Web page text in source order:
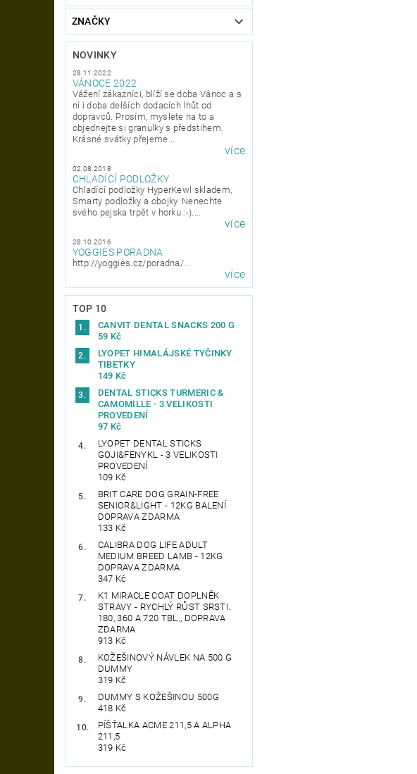
ZNAČKY
NOVINKY
28.11.2022
VÁNOCE 2022
Vážení zákazníci, blíží se doba Vánoc a s
ní i doba delších dodacích lhůt od
dopravců. Prosím, myslete na to a
objednejte si granulky s předstihem.
Krásné svátky přejeme...
více
02.08.2018
CHLADÍCÍ PODLOŽKY
Chladící podložky HyperKewl skladem,
Smarty podložky a obojky. Nenechte
svého pejska trpět v horku :-)....
více
28.10.2016
YOGGIES PORADNA
http://yoggies.cz/poradna/...
více
TOP 10
CANVIT DENTAL SNACKS 200 G
59 Kč
LYOPET HIMALÁJSKÉ TYČINKY
TIBETKY
149 Kč
DENTAL STICKS TURMERIC &
CAMOMILLE - 3 VELIKOSTI
PROVEDENÍ
97 Kč
LYOPET DENTAL STICKS
GOJI&FENYKL - 3 VELIKOSTI
PROVEDENÍ
109 Kč
BRIT CARE DOG GRAIN-FREE
SENIOR&LIGHT - 12KG BALENÍ
DOPRAVA ZDARMA
133 Kč
CALIBRA DOG LIFE ADULT
MEDIUM BREED LAMB - 12KG
DOPRAVA ZDARMA
347 Kč
K1 MIRACLE COAT DOPLNĚK
STRAVY - RYCHLÝ RŮST SRSTI.
180, 360 A 720 TBL., DOPRAVA
ZDARMA
913 Kč
KOŽEŠINOVÝ NÁVLEK NA 500 G
DUMMY
319 Kč
DUMMY S KOŽEŠINOU 500G
418 Kč
PÍŠŤALKA ACME 211,5 A ALPHA
211,5
319 Kč